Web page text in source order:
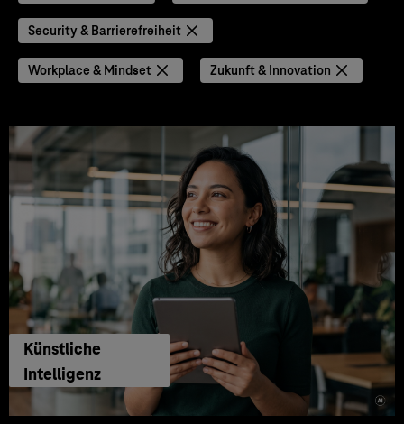
Security & Barrierefreiheit
Workplace & Mindset Zukunft & Innovation
Künstliche
Intelligenz